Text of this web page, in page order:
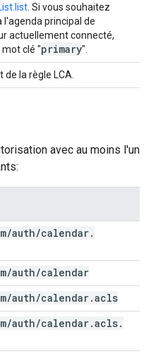
. Si vous souhaitez
l'agenda principal de
actuellement connecté,
clé "primary".
de la règle LCA.
avec au moins l'un
/auth/calendar.
/auth/calendar
/auth/calendar.acls
/auth/calendar.acls.